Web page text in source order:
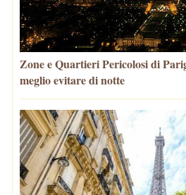
Zone e Quartieri Pericolosi di
meglio evitare di notte